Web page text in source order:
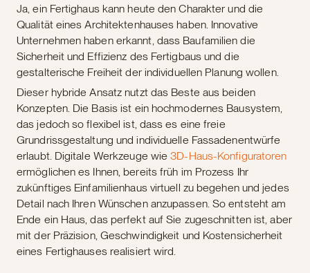
Ja, ein Fertighaus kann heute den Charakter und die
Qualität eines Architektenhauses haben. Innovative
Unternehmen haben erkannt, dass Baufamilien die
Sicherheit und Effizienz des Fertigbaus und die
gestalterische Freiheit der individuellen Planung wollen.
Dieser hybride Ansatz nutzt das Beste aus beiden
Konzepten. Die Basis ist ein hochmodernes Bausystem,
das jedoch so flexibel ist, dass es eine freie
Grundrissgestaltung und individuelle Fassadenentwürfe
erlaubt. Digitale Werkzeuge wie3D-Haus-Konfiguratoren
ermöglichen es Ihnen, bereits früh im Prozess Ihr
zukünftiges Einfamilienhaus virtuell zu begehen und jedes
Detail nach Ihren Wünschen anzupassen. So entsteht am
Ende ein Haus, das perfekt auf Sie zugeschnitten ist, aber
mit der Präzision, Geschwindigkeit und Kostensicherheit
eines Fertighauses realisiert wird.